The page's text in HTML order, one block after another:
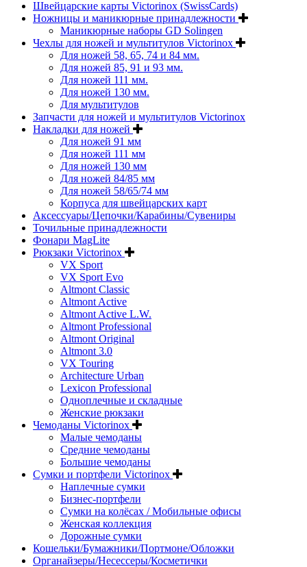
Швейцарские карты Victorinox (SwissCards)
Ножницы и маникюрные принадлежности
Маникюрные наборы GD Solingen
Чехлы для ножей и мультитулов Victorinox
Для ножей 58, 65, 74 и 84 мм.
Для ножей 85, 91 и 93 мм.
Для ножей 111 мм.
Для ножей 130 мм.
Для мультитулов
Запчасти для ножей и мультитулов Victorinox
Накладки для ножей
Для ножей 91 мм
Для ножей 111 мм
Для ножей 130 мм
Для ножей 84/85 мм
Для ножей 58/65/74 мм
Корпуса для швейцарских карт
Аксессуары/Цепочки/Карабины/Сувениры
Точильные принадлежности
Фонари MagLite
Рюкзаки Victorinox
VX Sport
VX Sport Evo
Altmont Classic
Altmont Active
Altmont Active L.W.
Altmont Professional
Altmont Original
Altmont 3.0
VX Touring
Architecture Urban
Lexicon Professional
Одноплечные и складные
Женские рюкзаки
Чемоданы Victorinox
Малые чемоданы
Средние чемоданы
Большие чемоданы
Сумки и портфели Victorinox
Наплечные сумки
Бизнес-портфели
Сумки на колёсах / Мобильные офисы
Женская коллекция
Дорожные сумки
Кошельки/Бумажники/Портмоне/Обложки
Органайзеры/Несессеры/Косметички